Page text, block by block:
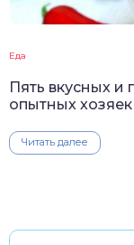
Еда
Пять вкусных и
опытных хозяек
Читать далее